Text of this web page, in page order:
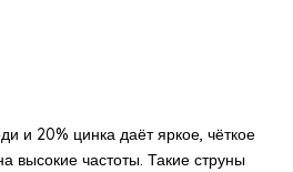
и 20% цинка даёт яркое, чёткое
высокие частоты. Такие струны